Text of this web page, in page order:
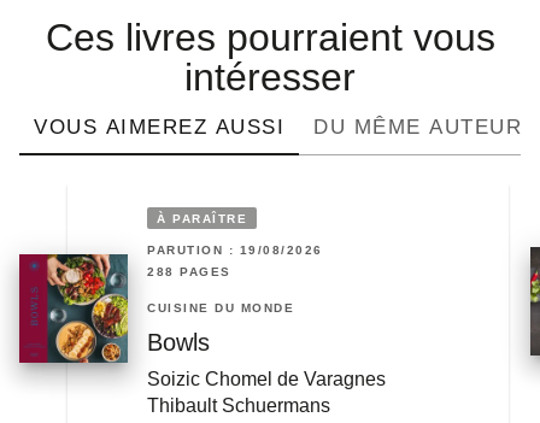
Ces livres pourraient vous
intéresser
VOUS AIMEREZ AUSSI DU MÊME AUTEUR
À PARAÎTRE
PARUTION : 19/08/2026
288 PAGES
CUISINE DU MONDE
Bowls
Soizic Chomel de Varagnes
Thibault Schuermans